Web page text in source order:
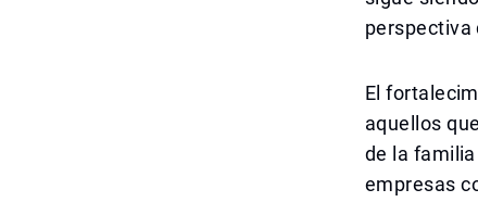
perspectiva
El
aquellos
de la
empresas